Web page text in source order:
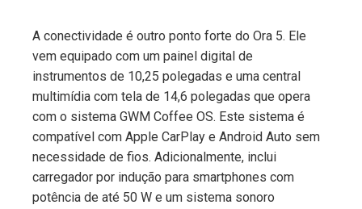
A conectividade é outro ponto forte do Ora 5. Ele
vem equipado com um painel digital de
instrumentos de 10,25 polegadas e uma central
multimídia com tela de 14,6 polegadas que opera
com o sistema GWM Coffee OS. Este sistema é
compatível com Apple CarPlay e Android Auto sem
necessidade de fios. Adicionalmente, inclui
carregador por indução para smartphones com
potência de até 50 W e um sistema sonoro